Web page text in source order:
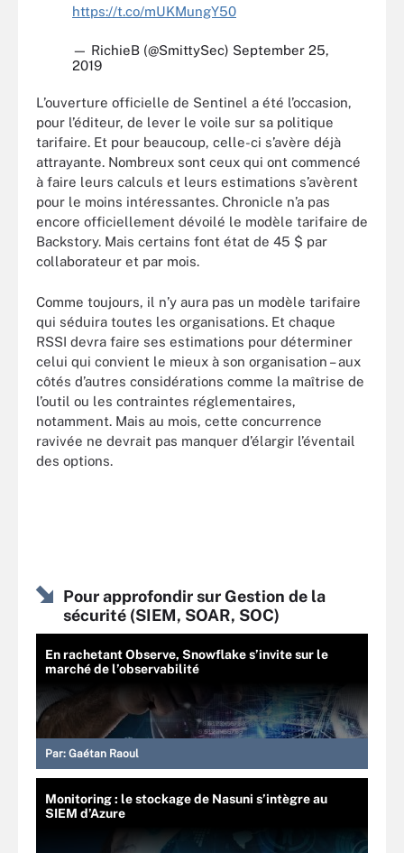
https://t.co/mUKMungY50
— RichieB (@SmittySec) September 25,
2019
L’ouverture officielle de Sentinel a été l’occasion,
pour l’éditeur, de lever le voile sur sa politique
tarifaire. Et pour beaucoup, celle-ci s’avère déjà
attrayante. Nombreux sont ceux qui ont commencé
à faire leurs calculs et leurs estimations s’avèrent
pour le moins intéressantes. Chronicle n’a pas
encore officiellement dévoilé le modèle tarifaire de
Backstory. Mais certains font état de 45 $ par
collaborateur et par mois.
Comme toujours, il n’y aura pas un modèle tarifaire
qui séduira toutes les organisations. Et chaque
RSSI devra faire ses estimations pour déterminer
celui qui convient le mieux à son organisation – aux
côtés d’autres considérations comme la maîtrise de
l’outil ou les contraintes réglementaires,
notamment. Mais au mois, cette concurrence
ravivée ne devrait pas manquer d’élargir l’éventail
des options.
Pour approfondir sur Gestion de la
sécurité (SIEM, SOAR, SOC)
En rachetant Observe, Snowflake s’invite sur le
marché de l’observabilité
Par: Gaétan Raoul
Monitoring : le stockage de Nasuni s’intègre au
SIEM d’Azure